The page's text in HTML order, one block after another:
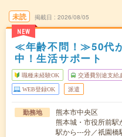
未読
NEW
掲載日 2026/08/05
≪年齢不問！≫50代
中！生活サポート
職種未経験OK 交通費別途支給
WEB登録OK 派遣
勤務地
熊本市中央区
熊本城・市役所前
駅から---分／祇園